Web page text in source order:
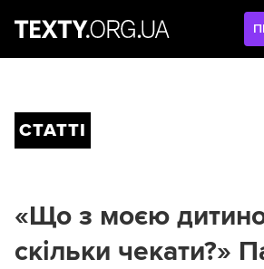
СТАТТІ
«Що з моєю
скільки чекати?»